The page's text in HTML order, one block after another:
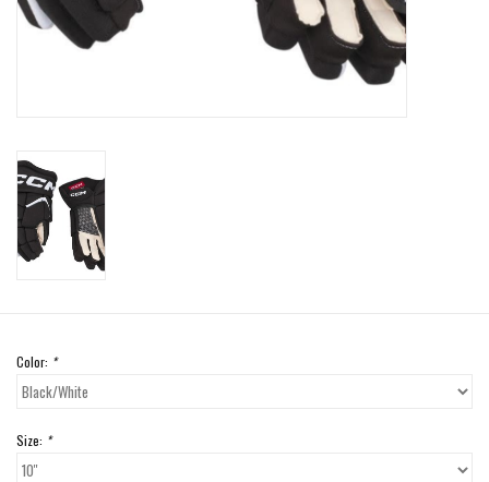
Gift Card
Color: *
Size: *